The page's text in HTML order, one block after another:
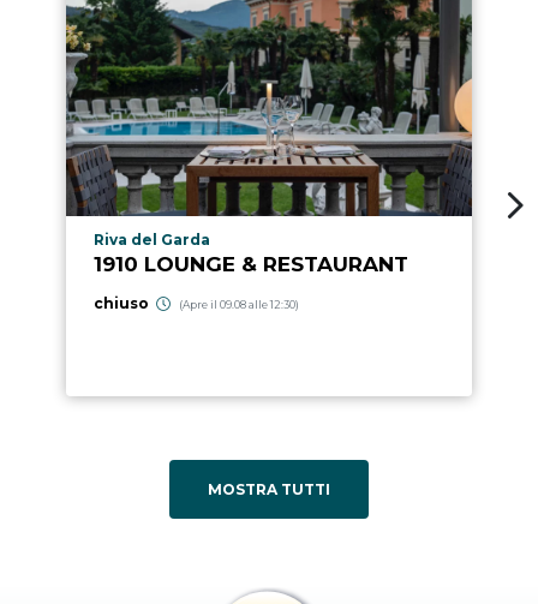
Località punto di interesse
Riva del Garda
1910 LOUNGE & RESTAURANT
chiuso (Apre il 09.08 alle 12:30)
MOSTRA TUTTI